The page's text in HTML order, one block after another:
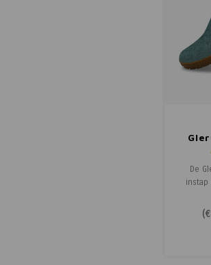
De
instap
zool!
en
met de
(